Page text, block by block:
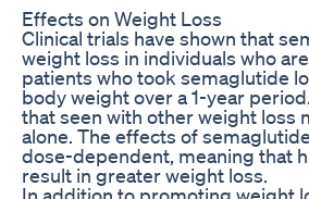
Effects on Weight Loss
Clinical trials have shown that
weight loss in individuals who
patients who took semaglutide
body weight over a 1-year
that seen with other weight loss
alone. The effects of
dose-dependent, meaning that
result in greater weight loss.